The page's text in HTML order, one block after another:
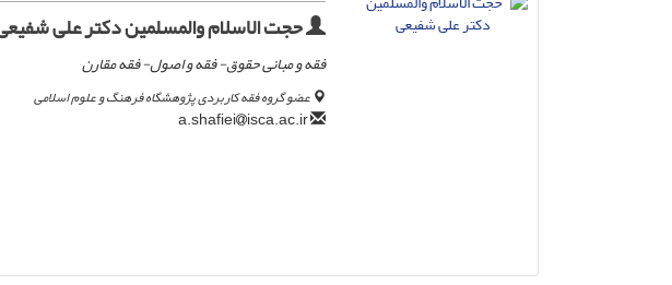
حجت الاسلام والمسلمین دکتر علی
فقه و مبانی حقوق- فقه و اصول- فقه مقارن
عضو گروه فقه کاربردی پژوهشگاه فرهنگ و علوم اسلامی
isca.ac.ir